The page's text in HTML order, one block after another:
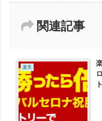
関連記事
楽天